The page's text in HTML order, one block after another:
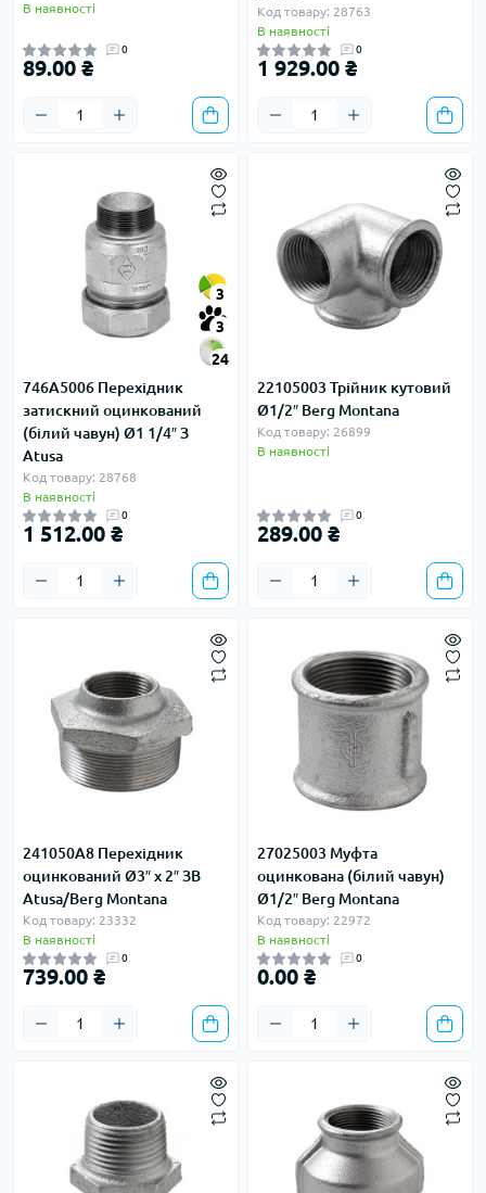
В наявності
0
89.00 ₴
Код товару: 28763
В наявності
0
1 929.00 ₴
3
3
24
746A5006 Перехідник
затискний оцинкований
(білий чавун) Ø1 1/4″ З
Atusa
Код товару: 28768
В наявності
0
1 512.00 ₴
22105003 Трійник кутовий
Ø1/2″ Berg Montana
Код товару: 26899
В наявності
0
289.00 ₴
241050A8 Перехідник
оцинкований Ø3″ х 2″ ЗВ
Atusa/Berg Montana
Код товару: 23332
В наявності
0
739.00 ₴
27025003 Муфта
оцинкована (білий чавун)
Ø1/2″ Berg Montana
Код товару: 22972
В наявності
0
0.00 ₴